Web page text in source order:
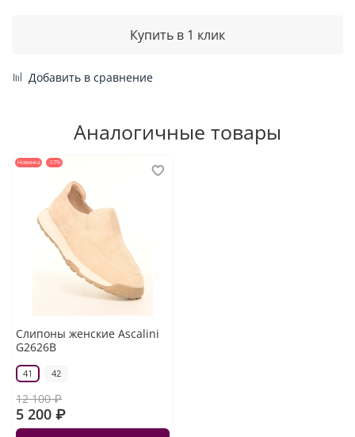
Купить в 1 клик
Добавить в сравнение
Аналогичные товары
Новинка -57%
Слипоны женские Ascalini
G2626B
41 42
12 100 ₽
5 200 ₽